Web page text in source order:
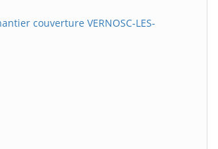
couverture VERNOSC-LES-